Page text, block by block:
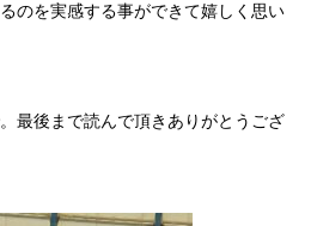
のを実感する事ができて嬉しく思い
最後まで読んで頂きありがとうござ